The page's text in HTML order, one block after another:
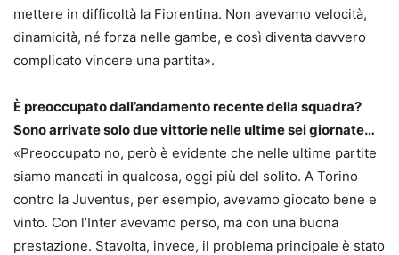
mettere in difficoltà la Fiorentina. Non avevamo velocità,
dinamicità, né forza nelle gambe, e così diventa davvero
complicato vincere una partita».
È preoccupato dall’andamento recente della squadra?
Sono arrivate solo due vittorie nelle ultime sei giornate…
«Preoccupato no, però è evidente che nelle ultime partite
siamo mancati in qualcosa, oggi più del solito. A Torino
contro la Juventus, per esempio, avevamo giocato bene e
vinto. Con l’Inter avevamo perso, ma con una buona
prestazione. Stavolta, invece, il problema principale è stato